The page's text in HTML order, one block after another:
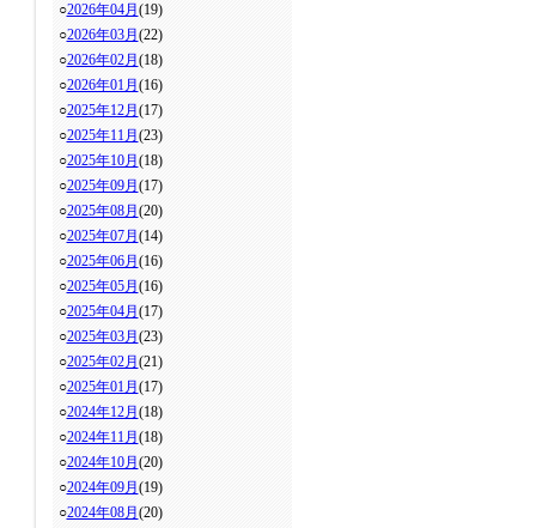
○2026年04月 (19)
○2026年03月 (22)
○2026年02月 (18)
○2026年01月 (16)
○2025年12月 (17)
○2025年11月 (23)
○2025年10月 (18)
○2025年09月 (17)
○2025年08月 (20)
○2025年07月 (14)
○2025年06月 (16)
○2025年05月 (16)
○2025年04月 (17)
○2025年03月 (23)
○2025年02月 (21)
○2025年01月 (17)
○2024年12月 (18)
○2024年11月 (18)
○2024年10月 (20)
○2024年09月 (19)
○2024年08月 (20)